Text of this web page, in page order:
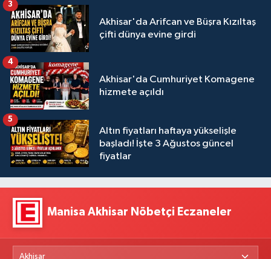
Akhisar'da Arifcan ve Büşra Kızıltaş
çifti dünya evine girdi
3
Akhisar'da Cumhuriyet Komagene
hizmete açıldı
4
Altın fiyatları haftaya yükselişle
başladı! İşte 3 Ağustos güncel
fiyatlar
5
Manisa Akhisar Nöbetçi Eczaneler